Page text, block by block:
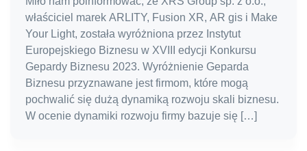
właściciel marek ARLITY, Fusion XR, AR gis i Make
Your Light, została wyróżniona przez Instytut
Europejskiego Biznesu w XVIII edycji Konkursu
Gepardy Biznesu 2023. Wyróżnienie Geparda
Biznesu przyznawane jest firmom, które mogą
pochwalić się dużą dynamiką rozwoju skali biznesu.
W ocenie dynamiki rozwoju firmy bazuje się […]